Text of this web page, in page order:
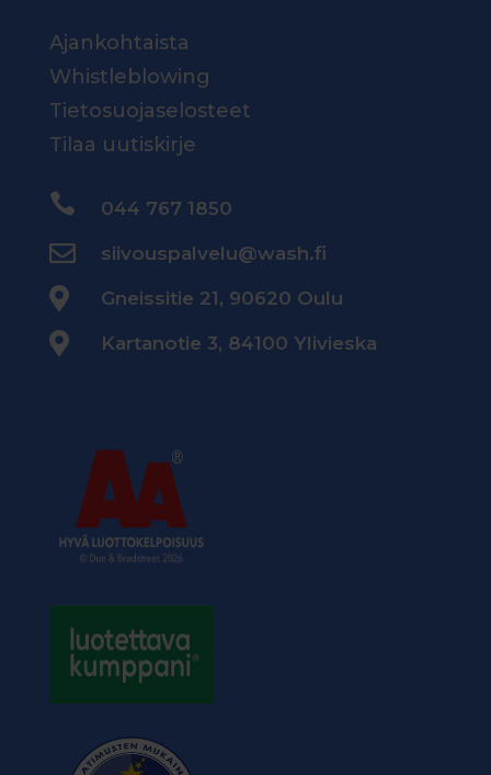
Ajankohtaista
Whistleblowing
Tietosuojaselosteet
Tilaa uutiskirje
 044 767 1850
 siivouspalvelu@wash.fi
 Gneissitie 21, 90620 Oulu
 Kartanotie 3, 84100 Ylivieska